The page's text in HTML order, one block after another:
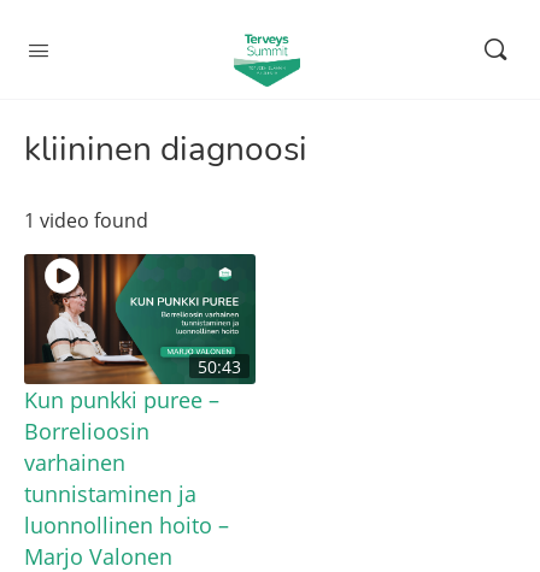
kliininen diagnoosi
1 video found
50:43
Kun punkki puree –
Borrelioosin
varhainen
tunnistaminen ja
luonnollinen hoito –
Marjo Valonen